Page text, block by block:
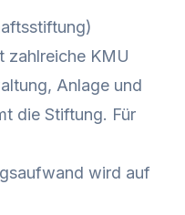
zahlreiche KMU
Anlage und
die Stiftung. Für
wird auf